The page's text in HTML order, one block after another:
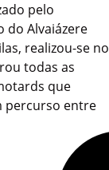
pelo
do Alvaiázere
realizou-se no
todas as
que
percurso entre